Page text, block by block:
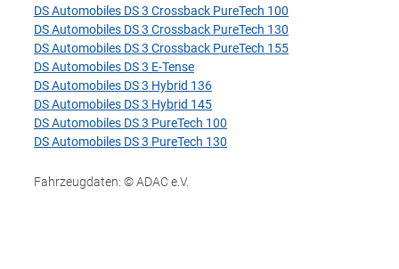
DS Automobiles DS 3 Crossback PureTech 100
DS Automobiles DS 3 Crossback PureTech 130
DS Automobiles DS 3 Crossback PureTech 155
DS Automobiles DS 3 E-Tense
DS Automobiles DS 3 Hybrid 136
DS Automobiles DS 3 Hybrid 145
DS Automobiles DS 3 PureTech 100
DS Automobiles DS 3 PureTech 130
Fahrzeugdaten: © ADAC e.V.